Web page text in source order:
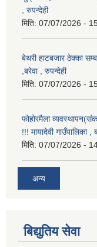
, रुपन्देही
मिति: 07/07/2026 -
बेथरी हाटबजार ठेक्का
,बरेवा , रुपन्देही
मिति: 07/07/2026 -
फोहोरमैला
!!! मायादेवी गाउँपालिका ,
मिति: 07/07/2026 -
अन्य
बिद्युतिय सेवा